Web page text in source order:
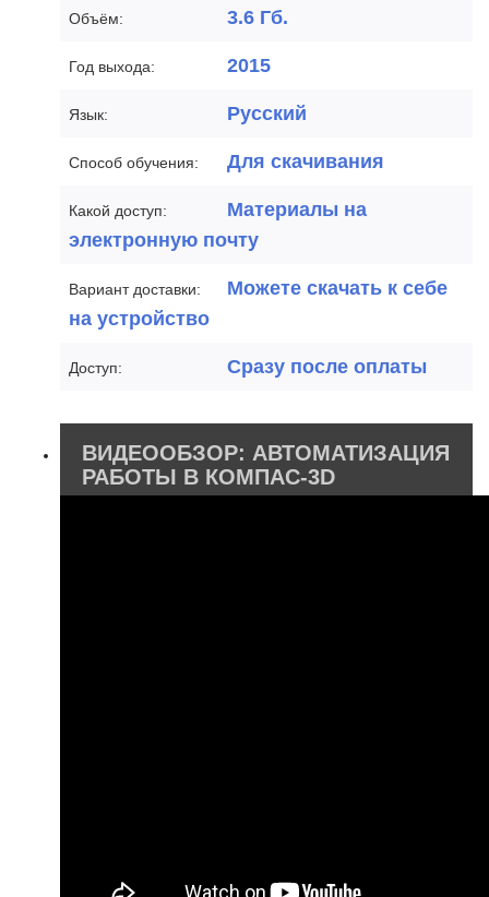
Объём: 3.6 Гб.
Год выхода: 2015
Язык: Русский
Способ обучения: Для скачивания
Какой доступ:
Материалы на
электронную почту
Вариант доставки:
Можете скачать к себе
на устройство
Доступ: Сразу после оплаты
ВИДЕООБЗОР: АВТОМАТИЗАЦИЯ
РАБОТЫ В КОМПАС-3D